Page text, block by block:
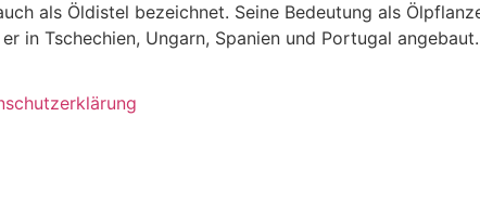
als Öldistel bezeichnet. Seine Bedeutung als
in Tschechien, Ungarn, Spanien und Portugal